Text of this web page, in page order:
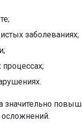
заболеваниях;
процессах;
значительно